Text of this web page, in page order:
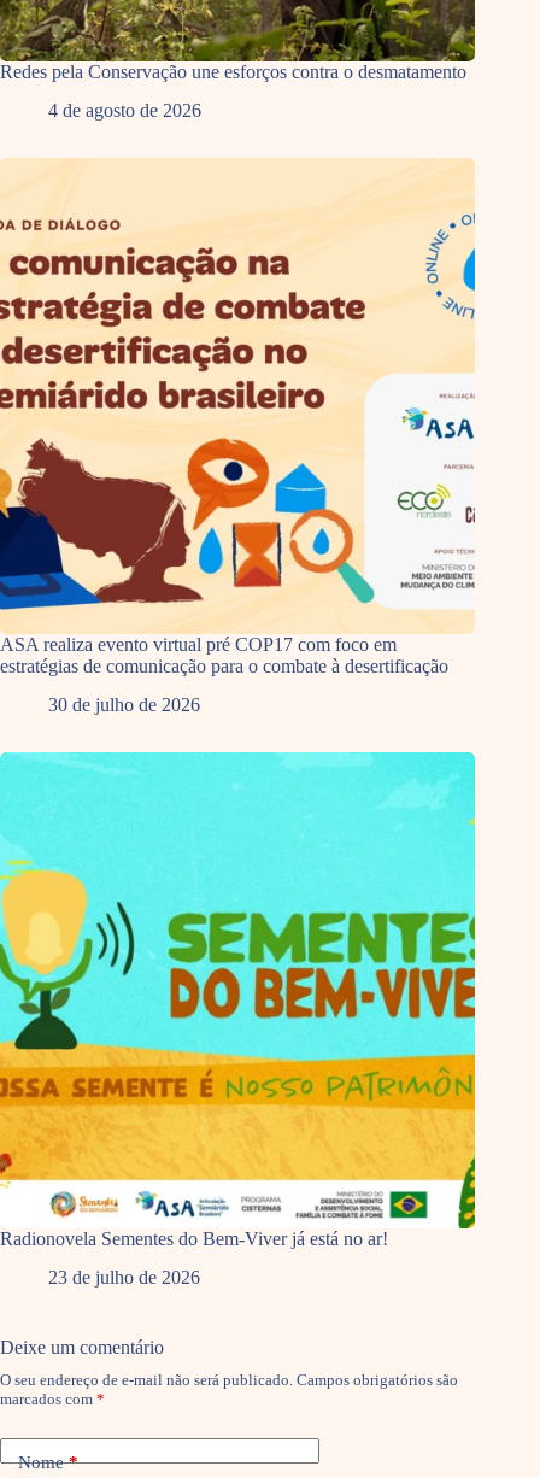
Redes pela Conservação une esforços contra o desmatamento
4 de agosto de 2026
ASA realiza evento virtual pré COP17 com foco em
estratégias de comunicação para o combate à desertificação
30 de julho de 2026
Radionovela Sementes do Bem-Viver já está no ar!
23 de julho de 2026
Deixe um comentário
O seu endereço de e-mail não será publicado. Campos obrigatórios são
marcados com *
Nome*